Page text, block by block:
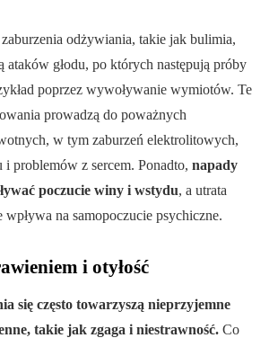
odżywiania, takie jak bulimia,
ataków głodu, po których następują próby
poprzez wywoływanie wymiotów. Te
prowadzą do poważnych
w tym zaburzeń elektrolitowych,
i problemów z sercem. Ponadto, napady
poczucie winy i wstydu, a utrata
na samopoczucie psychiczne.
i otyłość
się często towarzyszą nieprzyjemne
takie jak zgaga i niestrawność. Co